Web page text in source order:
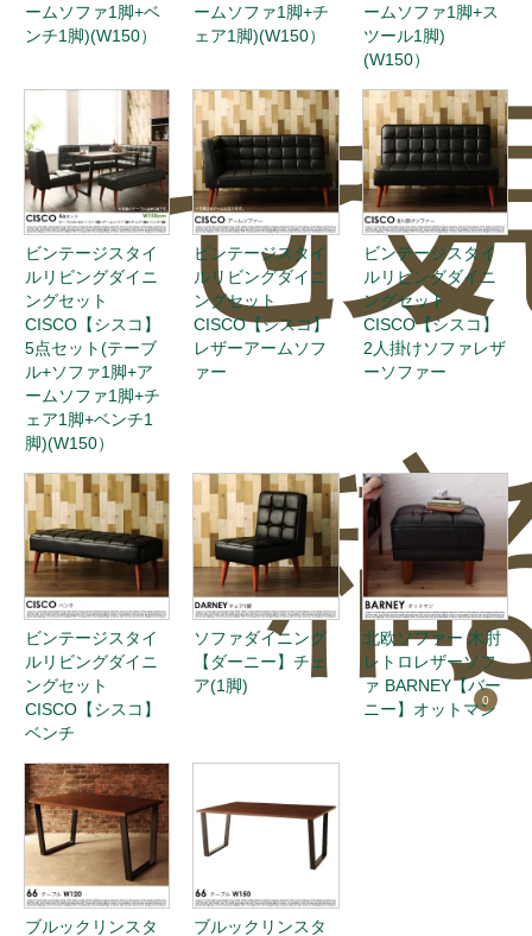
せ投
稿
0
ームソファ1脚+ベ
ンチ1脚)(W150）
ームソファ1脚+チ
ェア1脚)(W150）
ームソファ1脚+ス
ツール1脚)
(W150）
ビンテージスタイ
ルリビングダイニ
ングセット
CISCO【シスコ】
5点セット(テーブ
ル+ソファ1脚+ア
ームソファ1脚+チ
ェア1脚+ベンチ1
脚)(W150）
ビンテージスタイ
ルリビングダイニ
ングセット
CISCO【シスコ】
レザーアームソフ
ァー
ビンテージスタイ
ルリビングダイニ
ングセット
CISCO【シスコ】
2人掛けソファレザ
ーソファー
ビンテージスタイ
ルリビングダイニ
ングセット
CISCO【シスコ】
ベンチ
ソファダイニング
【ダーニー】チェ
ア(1脚)
北欧ソファー 木肘
レトロレザーソフ
ァ BARNEY【バー
ニー】オットマン
ブルックリンスタ ブルックリンスタ